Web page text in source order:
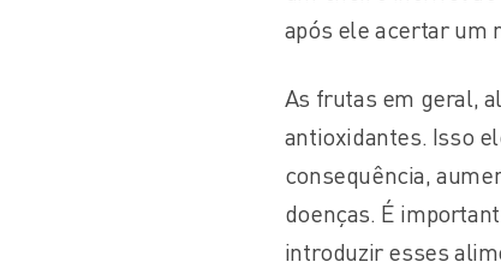
após ele acertar um
As frutas em geral,
antioxidantes. Isso
consequência,
doenças. É
introduzir esses